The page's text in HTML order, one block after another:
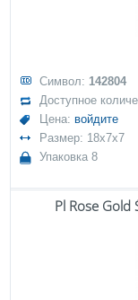
Символ: 142804
Доступное
Цена: войдите
Размер: 18x7x7
Упаковка 8
Pl Rose Gold